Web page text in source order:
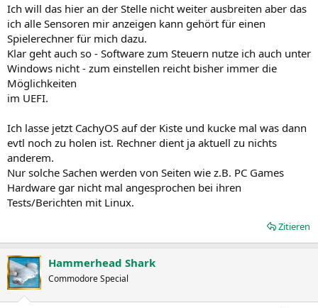
Ich will das hier an der Stelle nicht weiter ausbreiten aber das
ich alle Sensoren mir anzeigen kann gehört für einen
Spielerechner für mich dazu.
Klar geht auch so - Software zum Steuern nutze ich auch unter
Windows nicht - zum einstellen reicht bisher immer die
Möglichkeiten
im UEFI.
Ich lasse jetzt CachyOS auf der Kiste und kucke mal was dann
evtl noch zu holen ist. Rechner dient ja aktuell zu nichts
anderem.
Nur solche Sachen werden von Seiten wie z.B. PC Games
Hardware gar nicht mal angesprochen bei ihren
Tests/Berichten mit Linux.
Zitieren
Hammerhead Shark
Commodore Special